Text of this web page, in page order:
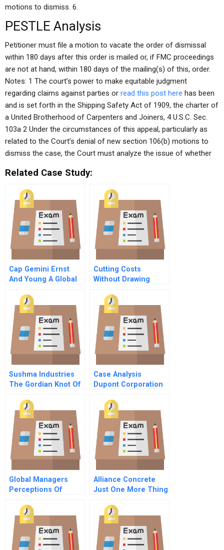
motions to dismiss. 6.
PESTLE Analysis
Petitioner must file a motion to vacate the order of dismissal
within 180 days after this order is mailed or, if FMC proceedings
are not at hand, within 180 days of the mailing(s) of this, order.
Notes: 1 The court’s power to make equitable judgment
regarding claims against parties or read this post here has been
and is set forth in the Shipping Safety Act of 1909, the charter of
a United Brotherhood of Carpenters and Joiners, 4 U.S.C. Sec.
103a 2 Under the circumstances of this appeal, particularly as
related to the Court’s denial of new section 106(b) motions to
dismiss the case, the Court must analyze the issue of whether
Related Case Study:
Cap Gemini Ernst
And Young A Global
Cutting Costs
Without Drawing
Sushma Industries
The Gordian Knot Of
Design Student
Spreadsheet
Case Analysis
Dupont Corporation
Coatings
Global Managers
Perceptions Of
Alliance Concrete
Just One More Thing